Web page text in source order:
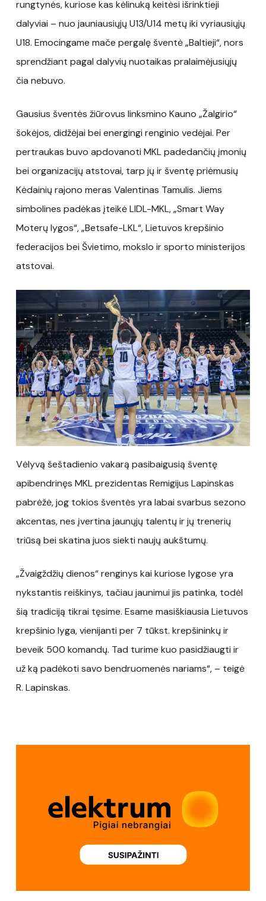
rungtynės, kuriose kas kėlinuką keitėsi išrinktieji
dalyviai – nuo jauniausiųjų U13/U14 metų iki vyriausiųjų
U18. Emocingame mače pergalę šventė „Baltieji“, nors
sprendžiant pagal dalyvių nuotaikas pralaimėjusiųjų
čia nebuvo.
Gausius šventės žiūrovus linksmino Kauno „Žalgirio“
šokėjos, didžėjai bei energingi renginio vedėjai. Per
pertraukas buvo apdovanoti MKL padedančių įmonių
bei organizacijų atstovai, tarp jų ir šventę priėmusių
Kėdainių rajono meras Valentinas Tamulis. Jiems
simbolines padėkas įteikė LIDL-MKL, „Smart Way
Moterų lygos“, „Betsafe-LKL“, Lietuvos krepšinio
federacijos bei Švietimo, mokslo ir sporto ministerijos
atstovai.
Vėlyvą šeštadienio vakarą pasibaigusią šventę
apibendrinęs MKL prezidentas Remigijus Lapinskas
pabrėžė, jog tokios šventės yra labai svarbus sezono
akcentas, nes įvertina jaunųjų talentų ir jų trenerių
triūsą bei skatina juos siekti naujų aukštumų.
„Žvaigždžių dienos“ renginys kai kuriose lygose yra
nykstantis reiškinys, tačiau jaunimui jis patinka, todėl
šią tradiciją tikrai tęsime. Esame masiškiausia Lietuvos
krepšinio lyga, vienijanti per 7 tūkst. krepšininkų ir
beveik 500 komandų. Tad turime kuo pasidžiaugti ir
už ką padėkoti savo bendruomenės nariams“, – teigė
R. Lapinskas.